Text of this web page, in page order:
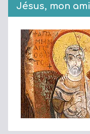
Jésus, mon ami